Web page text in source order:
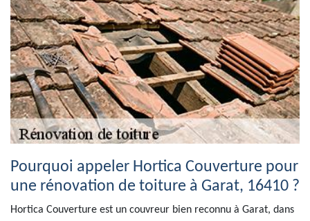
Pourquoi appeler Hortica Couverture pour
une rénovation de toiture à Garat, 16410 ?
Hortica Couverture est un couvreur bien reconnu à Garat, dans